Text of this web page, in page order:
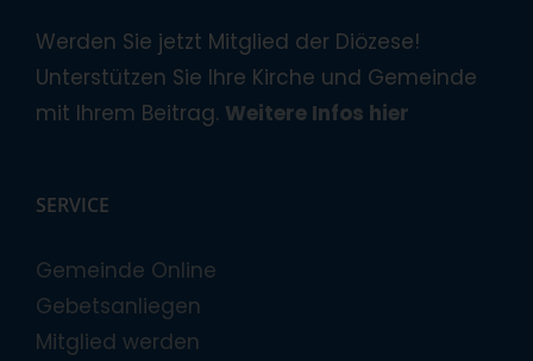
Werden Sie jetzt Mitglied der Diözese!
Unterstützen Sie Ihre Kirche und Gemeinde
mit Ihrem Beitrag. Weitere Infos hier
SERVICE
Gemeinde Online
Gebetsanliegen
Mitglied werden